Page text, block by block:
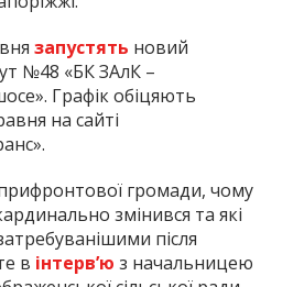
запустять новий
№48 «БК ЗАлК –
Графік обіцяють
на сайті
громади, чому
змінився та які
після
в інтерв’ю з начальницею